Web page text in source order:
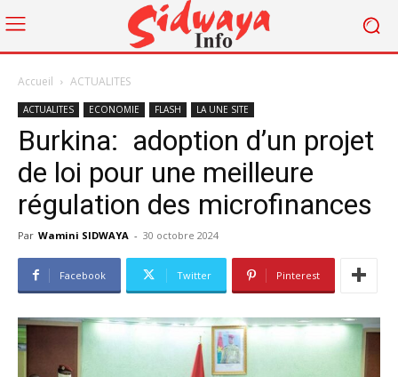
Accueil ACTUALITES
ACTUALITES ECONOMIE FLASH LA UNE SITE
Burkina: adoption d’un projet
de loi pour une meilleure
régulation des microfinances
Par Wamini SIDWAYA - 30 octobre 2024
Facebook Twitter Pinterest